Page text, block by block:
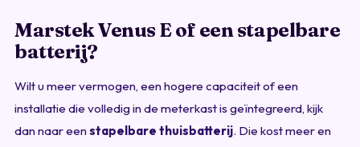
Marstek Venus E of een stapelbare
batterij?
Wilt u meer vermogen, een hogere capaciteit of een
installatie die volledig in de meterkast is geïntegreerd, kijk
dan naar eenstapelbare thuisbatterij. Die kost meer en